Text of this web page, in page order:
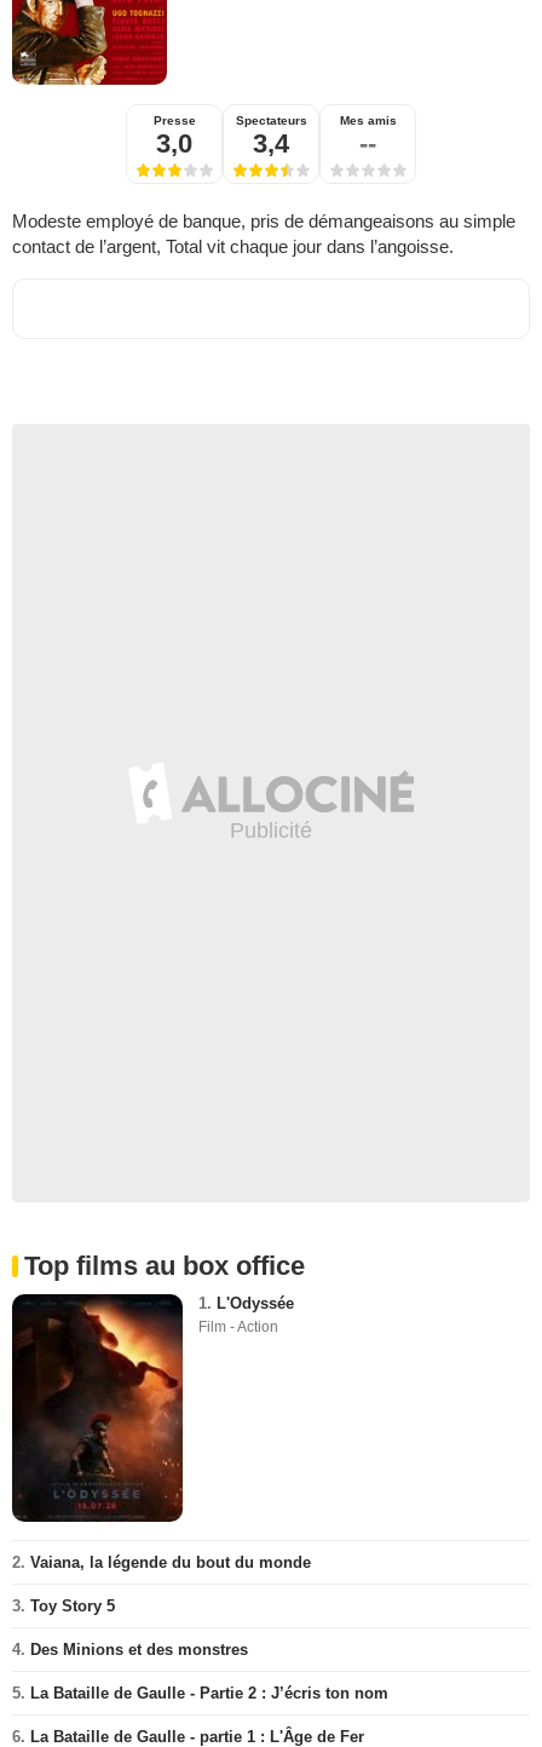
Presse
3,0
Spectateurs
3,4
Mes amis
--
Modeste employé de banque, pris de démangeaisons au simple
contact de l’argent, Total vit chaque jour dans l’angoisse.
Top films au box office
1. L'Odyssée
Film - Action
2. Vaiana, la légende du bout du monde
3. Toy Story 5
4. Des Minions et des monstres
5. La Bataille de Gaulle - Partie 2 : J’écris ton nom
6. La Bataille de Gaulle - partie 1 : L'Âge de Fer